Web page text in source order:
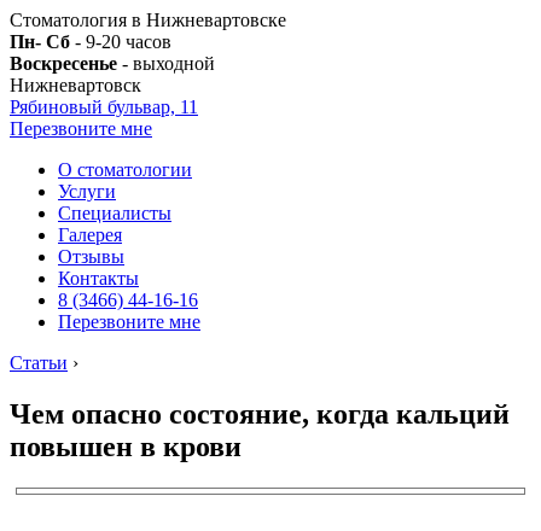
Стоматология в Нижневартовске
Пн- Сб - 9-20 часов
Воскресенье - выходной
Нижневартовск
Рябиновый бульвар, 11
Перезвоните мне
О стоматологии
Услуги
Специалисты
Галерея
Отзывы
Контакты
8 (3466) 44-16-16
Перезвоните мне
Статьи ›
Чем опасно состояние, когда кальций
повышен в крови